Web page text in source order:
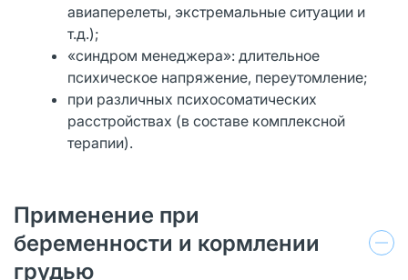
авиаперелеты, экстремальные ситуации и
т.д.);
«синдром менеджера»: длительное
психическое напряжение, переутомление;
при различных психосоматических
расстройствах (в составе комплексной
терапии).
Применение при
беременности и кормлении
грудью